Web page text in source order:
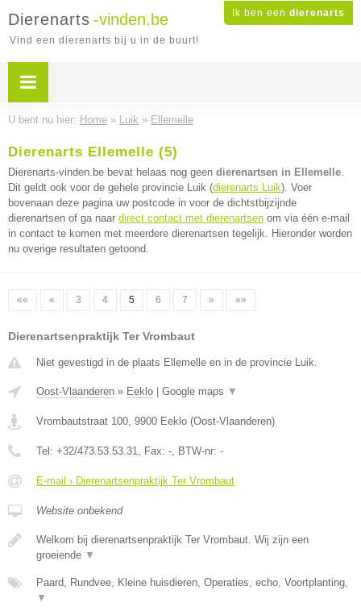
Ik ben een dierenarts
Dierenarts -vinden.be
Vind een dierenarts bij u in de buurt!
U bent nu hier: Home » Luik » Ellemelle
Dierenarts Ellemelle (5)
Dierenarts-vinden.be bevat helaas nog geen dierenartsen in Ellemelle.
Dit geldt ook voor de gehele provincie Luik (dierenarts Luik). Voer
bovenaan deze pagina uw postcode in voor de dichtstbijzijnde
dierenartsen of ga naar direct contact met dierenartsen om via één e-mail
in contact te komen met meerdere dierenartsen tegelijk. Hieronder worden
nu overige resultaten getoond.
«« « 3 4 5 6 7 » »»
Dierenartsenpraktijk Ter Vrombaut
Niet gevestigd in de plaats Ellemelle en in de provincie Luik.
Oost-Vlaanderen » Eeklo Google maps ▼
Vrombautstraat 100, 9900 Eeklo (Oost-Vlaanderen)
Tel: +32/473.53.53.31, Fax: -, BTW-nr: -
E-mail › Dierenartsenpraktijk Ter Vrombaut
Website onbekend
Welkom bij dierenartsenpraktijk Ter Vrombaut. Wij zijn een
groeiende ▼
Paard, Rundvee, Kleine huisdieren, Operaties, echo, Voortplanting,
▼